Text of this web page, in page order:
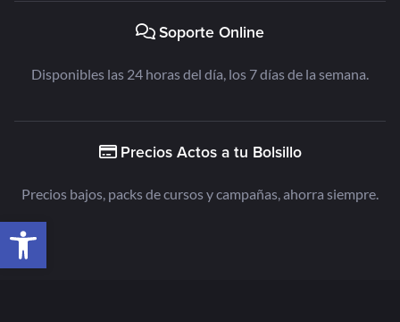
Abrir barra de herramientas
Soporte Online
Disponibles las 24 horas del día, los 7 días de la semana.
Precios Actos a tu Bolsillo
Precios bajos, packs de cursos y campañas, ahorra siempre.